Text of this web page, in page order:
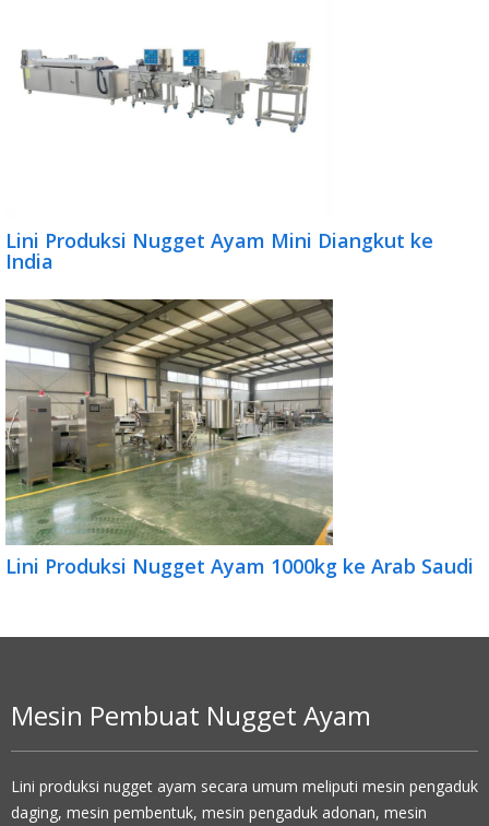
Lini Produksi Nugget Ayam Mini Diangkut ke
India
Lini Produksi Nugget Ayam 1000kg ke Arab Saudi
Mesin Pembuat Nugget Ayam
Lini produksi nugget ayam secara umum meliputi mesin pengaduk
daging, mesin pembentuk, mesin pengaduk adonan, mesin